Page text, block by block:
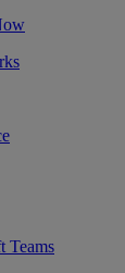
Teams